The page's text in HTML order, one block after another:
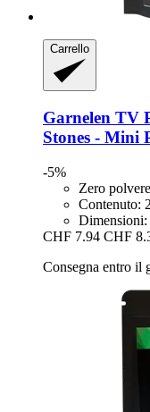
Carrello
Garnelen TV
Stones -​ Mini
-5%
Zero polvere
Contenuto:
CHF 7.94 CHF
Consegna entro il